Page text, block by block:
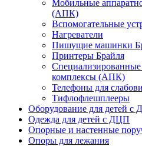
Мобильные
(АПК)
Вспомогательные
Нагреватели
Пишущие машинки
Принтеры Брайля
комплексы (АПК)
Телефоны для
Тифлофлешплееры
Оборудование для детей с
Одежда для детей с ДЦП
Опорные и настенные
Опоры для лежания